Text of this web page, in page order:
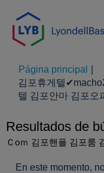
Página principal
김포휴게텔
텔 김포안마 김포오
Resultados de
Ｃoｍ 김포핸플 김포룸
En este momento,